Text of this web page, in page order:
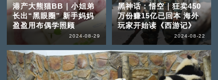
港产大熊猫BB｜小姐弟
长出“黑眼圈” 新手妈妈
盈盈用布偶学照顾
2024-08-29
黑神话：悟空｜狂卖450
万份赚15亿已回本 海外
玩家开始读《西游记》
2024-08-22